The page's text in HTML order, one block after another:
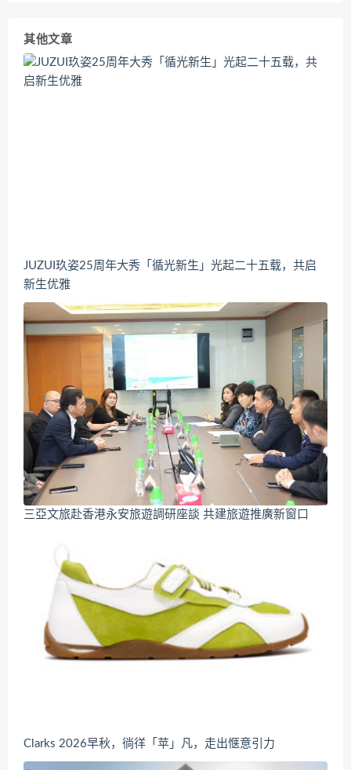
其他文章
JUZUI玖姿25周年大秀「循光新生」光起二十五载，共启
新生优雅
三亞文旅赴香港永安旅遊調研座談 共建旅遊推廣新窗口
Clarks 2026早秋，徜徉「苹」凡，走出惬意引力